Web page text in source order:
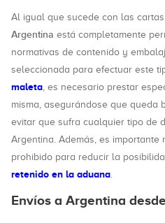
Al igual que sucede con las
Argentina está completamente
normativas de contenido y
seleccionada para efectuar este
maleta, es necesario prestar
misma, asegurándose que queda
evitar que sufra cualquier tipo de
Argentina. Además, es
prohibido para reducir la
retenido en la aduana.
Envíos a Argentina